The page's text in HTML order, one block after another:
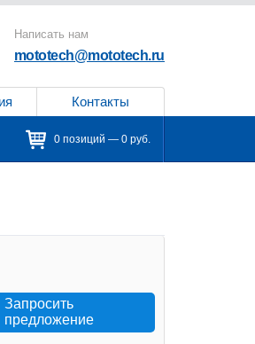
Написать нам
mototech@mototech.ru
Контакты
0 позиций — 0 руб.
Запросить
предложение